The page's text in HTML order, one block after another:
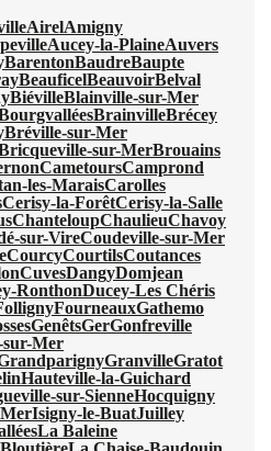
AirelAmigny
Aucey-la-PlaineAuvers
BarentonBaudreBaupte
BeauficelBeauvoirBelval
BiévilleBlainville-sur-Mer
BrainvilleBrécey
Bréville-sur-Mer
sur-MerBrouains
CametoursCamprond
les-MaraisCarolles
Cerisy-la-ForêtCerisy-la-Salle
ChanteloupChaulieuChavoy
sur-VireCoudeville-sur-Mer
CourcyCourtilsCoutances
CuvesDangyDomjean
RonthonDucey-Les Chéris
FourneauxGathemo
GenêtsGerGonfreville
sur-Mer
GranvilleGratot
Hauteville-la-Guichard
sur-SienneHocquigny
Isigny-le-BuatJuilley
La Baleine